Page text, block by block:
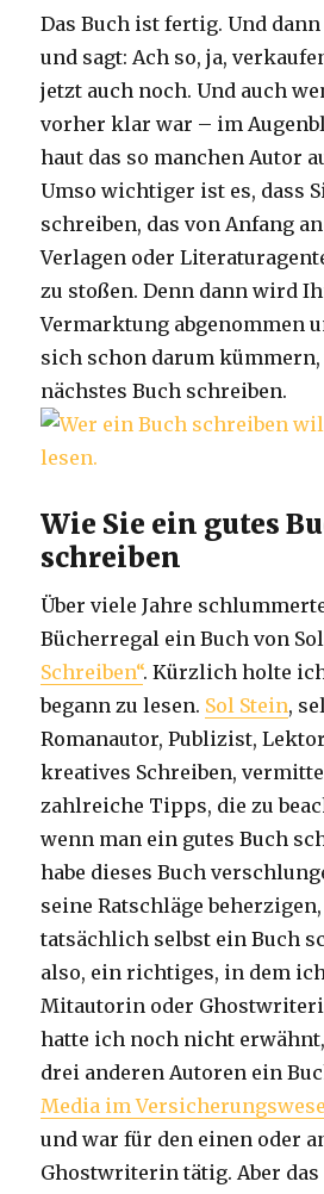
Das Buch ist fertig. Und
und sagt: Ach so, ja,
jetzt auch noch. Und auch
vorher klar war – im
haut das so manchen Autor
Umso wichtiger ist es, dass
schreiben, das von Anfang
Verlagen oder
zu stoßen. Denn dann wird
Vermarktung abgenommen
sich schon darum
nächstes Buch schreiben.
Wie Sie ein gutes
schreiben
Über viele Jahre
Bücherregal ein Buch von
Schreiben“. Kürzlich holte
begann zu lesen. Sol Stein,
Romanautor, Publizist,
kreatives Schreiben,
zahlreiche Tipps, die zu
wenn man ein gutes Buch
habe dieses Buch
seine Ratschläge
tatsächlich selbst ein Buch
also, ein richtiges, in dem
Mitautorin oder
hatte ich noch nicht
drei anderen Autoren ein
Media im
und war für den einen oder
Ghostwriterin tätig. Aber das